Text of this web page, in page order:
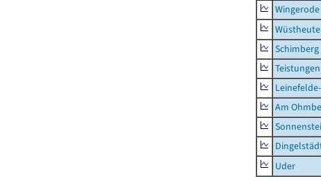
Wingerode
Schimberg
Teistungen
Am
Uder